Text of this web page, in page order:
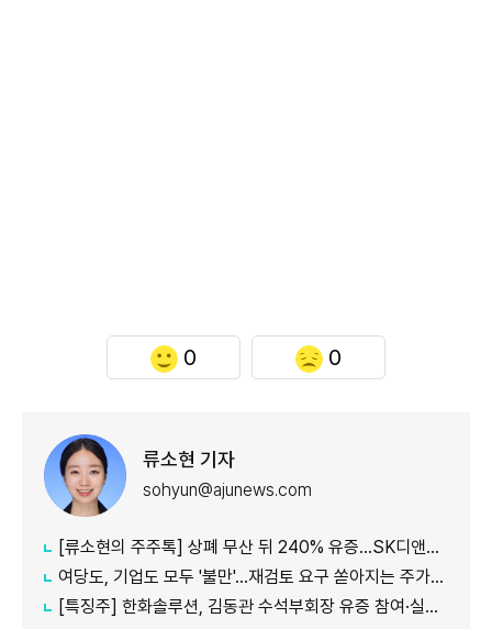
0 0
류소현 기자
sohyun@ajunews.com
[류소현의 주주톡] 상폐 무산 뒤 240% 유증…SK디앤디는 주주를 설득했나?
여당도, 기업도 모두 '불만'...재검토 요구 쏟아지는 주가누르기 방지 세제개편안
[특징주] 한화솔루션, 김동관 수석부회장 유증 참여·실적 개선 기대에 16% 강세